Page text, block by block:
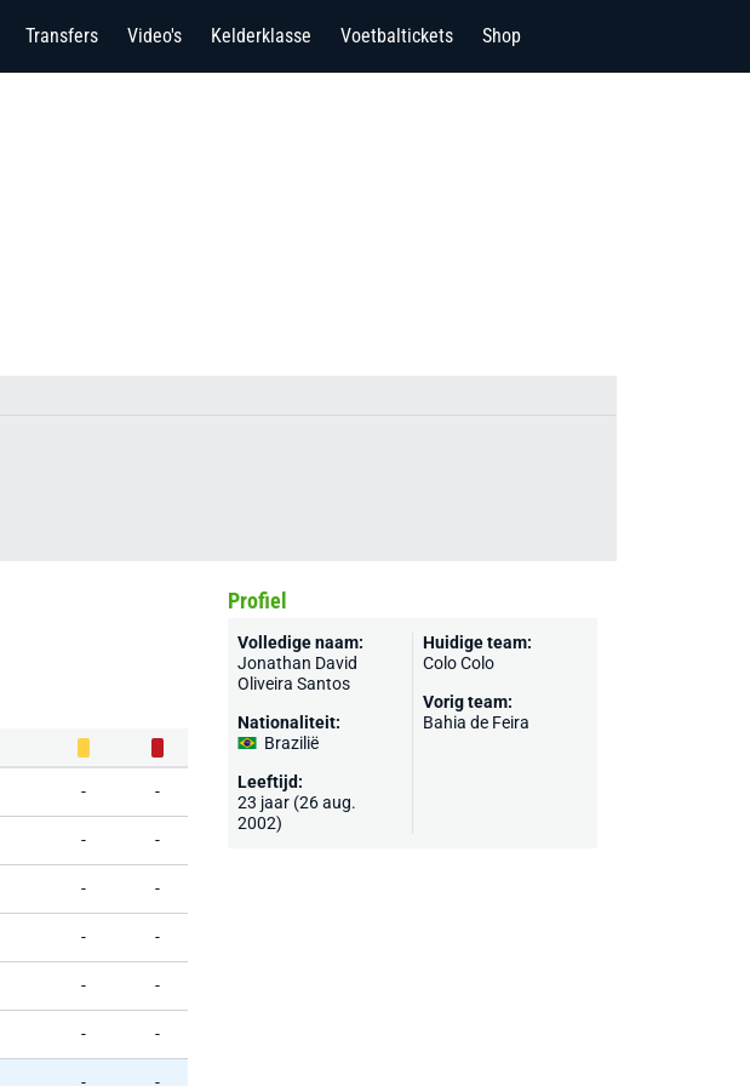
Transfers Video's Kelderklasse Voetbaltickets Shop
- -
- -
- -
- -
- -
- -
Profiel
Volledige naam:
Jonathan David
Oliveira Santos
Nationaliteit:
Brazilië
Leeftijd:
23 jaar (26 aug.
2002)
Huidige team:
Colo Colo
Vorig team:
Bahia de Feira